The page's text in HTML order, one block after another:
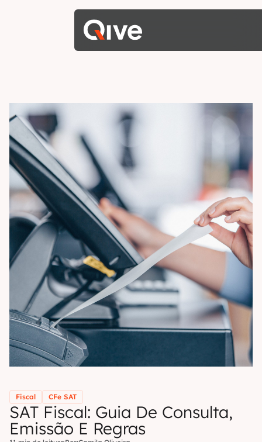
Fiscal CFe SAT
SAT Fiscal: Guia De Consulta,
Emissão E Regras